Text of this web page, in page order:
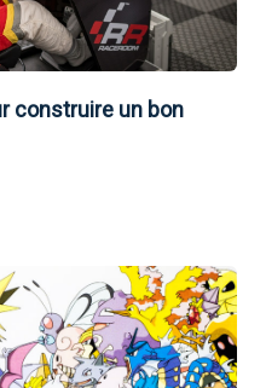
construire un bon